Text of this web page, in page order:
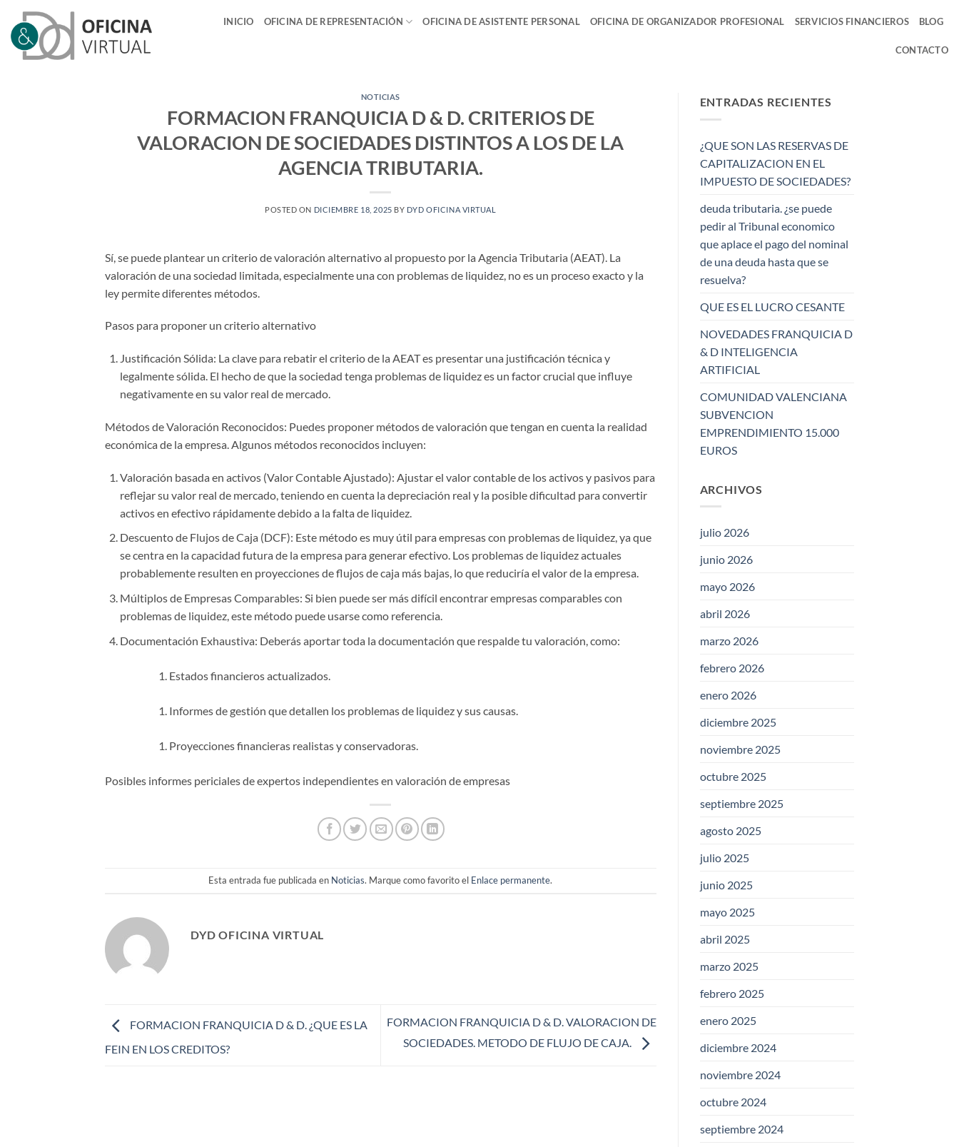
Saltar
contenido
INICIO OFICINA DE REPRESENTACIÓN OFICINA DE ASISTENTE PERSONAL OFICINA DE ORGANIZADOR PROFESIONAL SERVICIOS FINANCIEROS BLOG
CONTACTO
NOTICIAS
FORMACION FRANQUICIA D & D. CRITERIOS DE
VALORACION DE SOCIEDADES DISTINTOS A LOS DE LA
AGENCIA TRIBUTARIA.
POSTED ON DICIEMBRE 18, 2025 BY DYD OFICINA VIRTUAL
Sí, se puede plantear un criterio de valoración alternativo al propuesto por la Agencia Tributaria (AEAT). La
valoración de una sociedad limitada, especialmente una con problemas de liquidez, no es un proceso exacto y la
ley permite diferentes métodos.
Pasos para proponer un criterio alternativo
Justificación Sólida: La clave para rebatir el criterio de la AEAT es presentar una justificación técnica y
legalmente sólida. El hecho de que la sociedad tenga problemas de liquidez es un factor crucial que influye
negativamente en su valor real de mercado.
Métodos de Valoración Reconocidos: Puedes proponer métodos de valoración que tengan en cuenta la realidad
económica de la empresa. Algunos métodos reconocidos incluyen:
Valoración basada en activos (Valor Contable Ajustado): Ajustar el valor contable de los activos y pasivos para
reflejar su valor real de mercado, teniendo en cuenta la depreciación real y la posible dificultad para convertir
activos en efectivo rápidamente debido a la falta de liquidez.
Descuento de Flujos de Caja (DCF): Este método es muy útil para empresas con problemas de liquidez, ya que
se centra en la capacidad futura de la empresa para generar efectivo. Los problemas de liquidez actuales
probablemente resulten en proyecciones de flujos de caja más bajas, lo que reduciría el valor de la empresa.
Múltiplos de Empresas Comparables: Si bien puede ser más difícil encontrar empresas comparables con
problemas de liquidez, este método puede usarse como referencia.
Documentación Exhaustiva: Deberás aportar toda la documentación que respalde tu valoración, como:
Estados financieros actualizados.
Informes de gestión que detallen los problemas de liquidez y sus causas.
Proyecciones financieras realistas y conservadoras.
Posibles informes periciales de expertos independientes en valoración de empresas
Esta entrada fue publicada en Noticias. Marque como favorito el Enlace permanente.
DYD OFICINA VIRTUAL
FORMACION FRANQUICIA D & D. ¿QUE ES LA
FEIN EN LOS CREDITOS?
FORMACION FRANQUICIA D & D. VALORACION DE
SOCIEDADES. METODO DE FLUJO DE CAJA.
ENTRADAS RECIENTES
¿QUE SON LAS RESERVAS DE
CAPITALIZACION EN EL
IMPUESTO DE SOCIEDADES?
deuda tributaria. ¿se puede
pedir al Tribunal economico
que aplace el pago del nominal
de una deuda hasta que se
resuelva?
QUE ES EL LUCRO CESANTE
NOVEDADES FRANQUICIA D
& D INTELIGENCIA
ARTIFICIAL
COMUNIDAD VALENCIANA
SUBVENCION
EMPRENDIMIENTO 15.000
EUROS
ARCHIVOS
julio 2026
junio 2026
mayo 2026
abril 2026
marzo 2026
febrero 2026
enero 2026
diciembre 2025
noviembre 2025
octubre 2025
septiembre 2025
agosto 2025
julio 2025
junio 2025
mayo 2025
abril 2025
marzo 2025
febrero 2025
enero 2025
diciembre 2024
noviembre 2024
octubre 2024
septiembre 2024